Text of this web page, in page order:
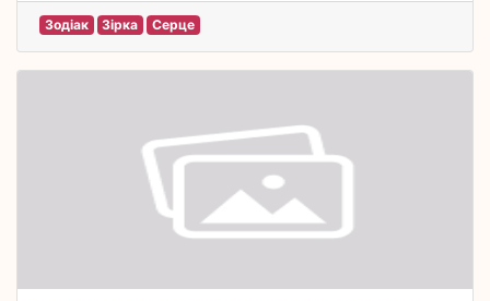
Зодіак Зірка Серце